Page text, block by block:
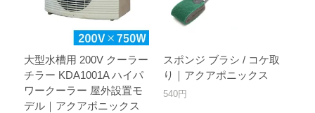
大型水槽用 200V クーラー
チラー KDA1001A ハイパ
ワークーラー 屋外設置モ
デル｜アクアポニックス
スポンジ ブラシ / コケ取
り｜アクアポニックス
540円